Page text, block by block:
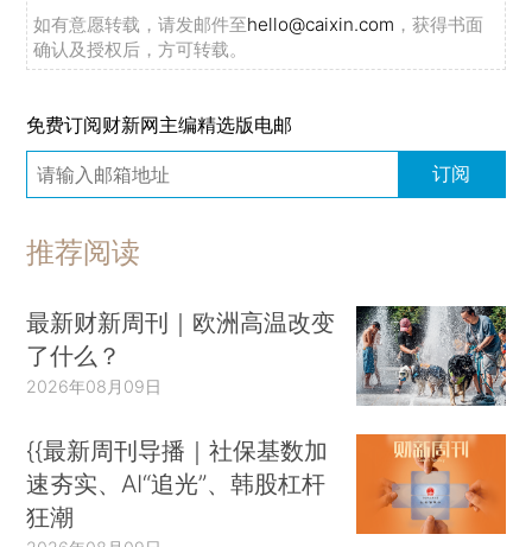
如有意愿转载，请发邮件至hello@caixin.com ，获得书面
确认及授权后，方可转载。
免费订阅财新网主编精选版电邮
订阅
推荐阅读
最新财新周刊｜欧洲高温改变
了什么？
2026年08月09日
{{最新周刊导播｜社保基数加
速夯实、AI“追光”、韩股杠杆
狂潮